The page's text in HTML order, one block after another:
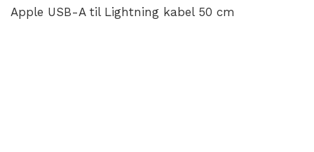
Apple USB-A til Lightning kabel 50 cm